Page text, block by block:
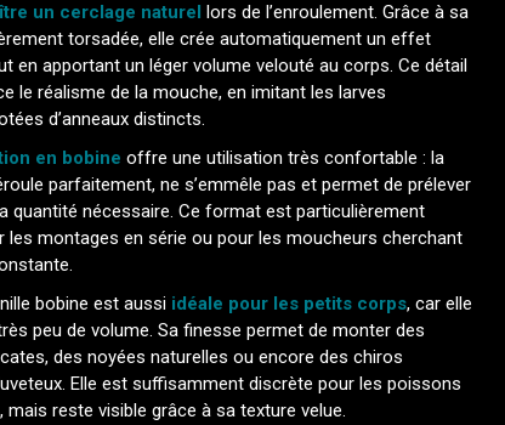
un cerclage naturel lors de l’enroulement. Grâce à sa
torsadée, elle crée automatiquement un effet
en apportant un léger volume velouté au corps. Ce détail
le réalisme de la mouche, en imitant les larves
d’anneaux distincts.
en bobine offre une utilisation très confortable : la
parfaitement, ne s’emmêle pas et permet de prélever
quantité nécessaire. Ce format est particulièrement
les montages en série ou pour les moucheurs cherchant
bobine est aussi idéale pour les petits corps, car elle
peu de volume. Sa finesse permet de monter des
des noyées naturelles ou encore des chiros
Elle est suffisamment discrète pour les poissons
mais reste visible grâce à sa texture velue.